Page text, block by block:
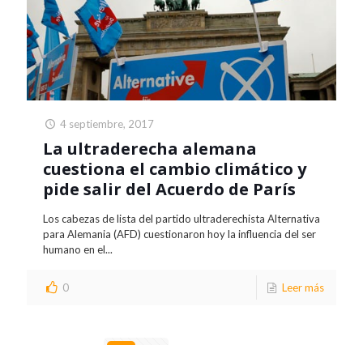
4 septiembre, 2017
La ultraderecha alemana
cuestiona el cambio climático y
pide salir del Acuerdo de París
Los cabezas de lista del partido ultraderechista Alternativa
para Alemania (AFD) cuestionaron hoy la influencia del ser
humano en el...
0 Leer más